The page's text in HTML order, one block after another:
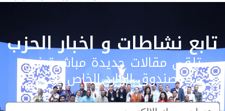
تابع نشاطات و اخبار الحزب
تلقى مقالات جديدة مباشرة في
صندوق الوارد الخاص بك